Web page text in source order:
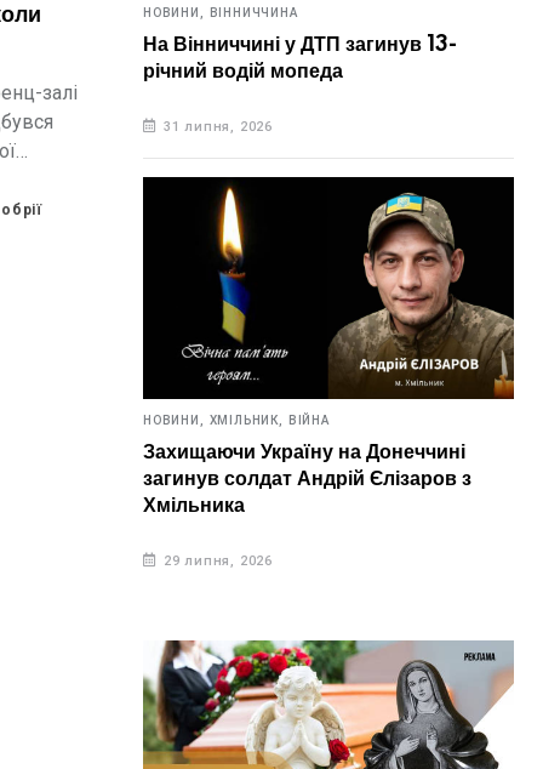
залі
НОВИНИ, ВІННИЧЧИНА
На Вінниччині у ДТП загинув 13-
річний водій мопеда
31 липня, 2026
НОВИНИ, ХМІЛЬНИК, ВІЙНА
Захищаючи Україну на Донеччині
загинув солдат Андрій Єлізаров з
Хмільника
29 липня, 2026